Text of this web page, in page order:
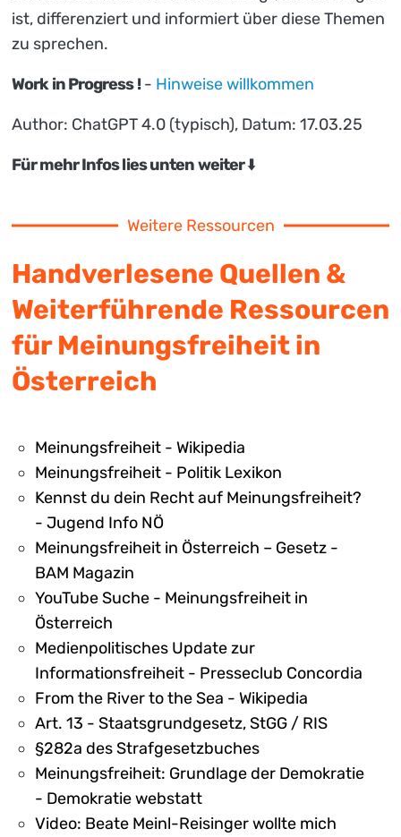
ist, differenziert und informiert über diese Themen
zu sprechen.
Work in Progress !- Hinweise willkommen
Author: ChatGPT 4.0 (typisch), Datum: 17.03.25
Für mehr Infos lies unten weiter⬇️
Weitere Ressourcen
Handverlesene Quellen &
Weiterführende Ressourcen
für Meinungsfreiheit in
Österreich
Meinungsfreiheit - Wikipedia
Meinungsfreiheit - Politik Lexikon
Kennst du dein Recht auf Meinungsfreiheit?
- Jugend Info NÖ
Meinungsfreiheit in Österreich – Gesetz -
BAM Magazin
YouTube Suche - Meinungsfreiheit in
Österreich
Medienpolitisches Update zur
Informationsfreiheit - Presseclub Concordia
From the River to the Sea - Wikipedia
Art. 13 - Staatsgrundgesetz, StGG / RIS
§282a des Strafgesetzbuches
Meinungsfreiheit: Grundlage der Demokratie
- Demokratie webstatt
Video: Beate Meinl-Reisinger wollte mich